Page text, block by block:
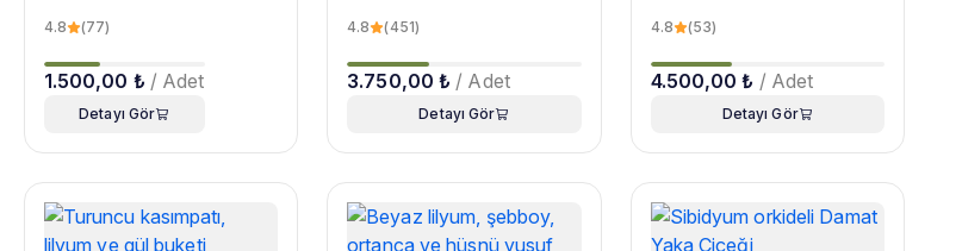
4.8 (77)
1.500,00 ₺ / Adet
Detayı Gör
4.8 (451)
3.750,00 ₺ / Adet
Detayı Gör
4.8 (53)
4.500,00 ₺ / Adet
Detayı Gör